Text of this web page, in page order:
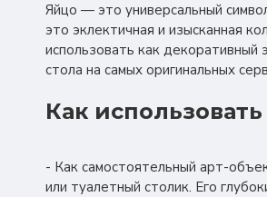
Яйцо — это универсальный
это эклектичная и изысканная
использовать как декоративный
стола на самых оригинальных
Как использовать
- Как самостоятельный арт-
или туалетный столик. Его